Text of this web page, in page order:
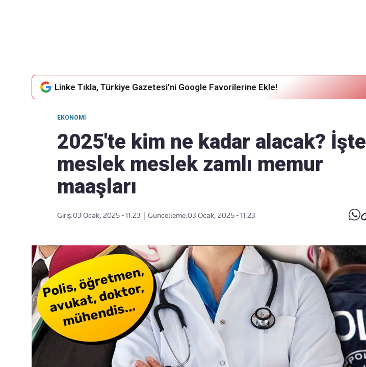
Linke Tıkla, Türkiye Gazetesi'ni Google Favorilerine Ekle!
EKONOMI
2025'te kim ne kadar alacak? İşte
meslek meslek zamlı memur
maaşları
Giriş:03 Ocak, 2025 - 11:23 Güncelleme:03 Ocak, 2025 - 11:23